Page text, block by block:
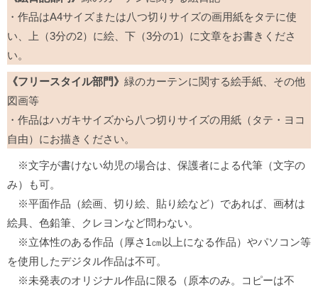
・作品はA4サイズまたは八つ切りサイズの画用紙をタテに使
い、上（3分の2）に絵、下（3分の1）に文章をお書きくださ
い。
《フリースタイル部門》 緑のカーテンに関する絵手紙、その他
図画等
・作品はハガキサイズから八つ切りサイズの用紙（タテ・ヨコ
自由）にお描きください。
※文字が書けない幼児の場合は、保護者による代筆（文字の
み）も可。
※平面作品（絵画、切り絵、貼り絵など）であれば、画材は
絵具、色鉛筆、クレヨンなど問わない。
※立体性のある作品（厚さ1㎝以上になる作品）やパソコン等
を使用したデジタル作品は不可。
※未発表のオリジナル作品に限る（原本のみ。コピーは不